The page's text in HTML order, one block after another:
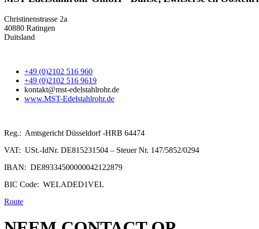
Christinenstrasse 2a
40880 Ratingen
Duitsland
+49 (0)2102 516 960
+49 (0)2102 516 9619
kontakt@mst-edelstahlrohr.de
www.MST-Edelstahlrohr.de
Reg.: Amtsgericht Düsseldorf -HRB 64474
VAT: USt.-IdNr. DE815231504 – Steuer Nr. 147/5852/0294
IBAN: DE89334500000042122879
BIC Code: WELADED1VEL
Route